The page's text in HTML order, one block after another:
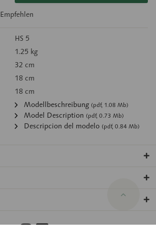
Empfehlen
HS 5
1.25 kg
32 cm
18 cm
18 cm
Modellbeschreibung (pdf, 1.08 Mb)
Model Description (pdf, 0.73 Mb)
Descripcion del modelo (pdf, 0.84 Mb)